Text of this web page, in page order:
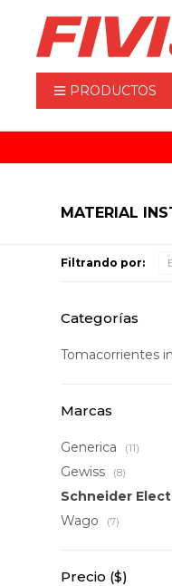
PRODUCTOS
MATERIAL
Filtrando por:
Categorías
Tomacorrientes
Marcas
Generica (11)
Gewiss (8)
Schneider
Wago (7)
Precio ($)